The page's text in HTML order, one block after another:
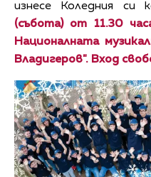
изнесе Коледния си
(събота) от 11.30
Националната
Владигеров". Вход